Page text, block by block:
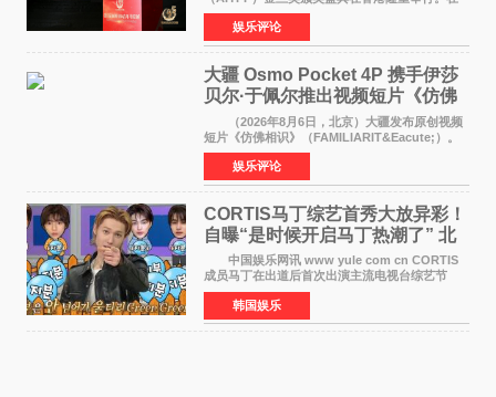
这场汇聚数百位海内外电影人、文化界人士及媒
体代表的亚洲青年影视盛会上，香港本土电影
《香港一夜》（Dawn in Ho
娱乐评论
大疆 Osmo Pocket 4P 携手伊莎
贝尔·于佩尔推出视频短片《仿佛
相识》
（2026年8月6日，北京）大疆发布原创视频
短片《仿佛相识》（FAMILIARIT&Eacute;）。
视频短片由戛纳国际电影节最佳女演员伊莎贝尔·
于佩尔（Isabelle Huppert）主演，全程使用大
疆首款双主摄口
娱乐评论
CORTIS马丁综艺首秀大放异彩！
自曝“是时候开启马丁热潮了” 北
美巡演火热进行中
中国娱乐网讯 www yule com cn CORTIS
成员马丁在出道后首次出演主流电视台综艺节
目，展现了多才多艺的魅力。 马丁出演了5日
播出的MBC《Radio Star》Fashion与Passion
之间，I&lsquo;m
韩国娱乐